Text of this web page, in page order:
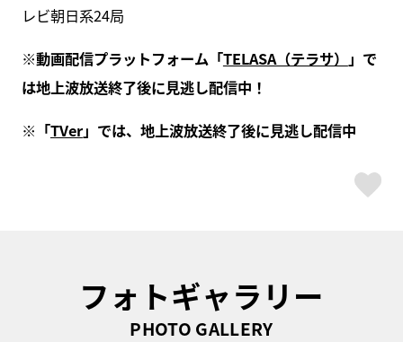
レビ朝日系24局
※動画配信プラットフォーム「TELASA（テラサ） 」で
は地上波放送終了後に見逃し配信中！
※「TVer」では、地上波放送終了後に見逃し配信中
フォトギャラリー
PHOTO GALLERY